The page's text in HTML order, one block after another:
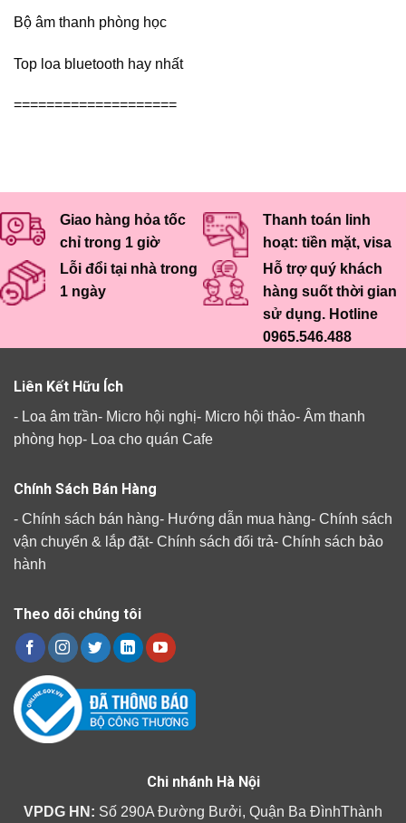
Bộ âm thanh phòng học
Top loa bluetooth hay nhất
====================
Giao hàng hỏa tốc
chỉ trong 1 giờ
Thanh toán linh
hoạt: tiền mặt, visa
Lỗi đổi tại nhà trong
1 ngày
Hỗ trợ quý khách
hàng suốt thời gian
sử dụng. Hotline
0965.546.488
Liên Kết Hữu Ích
- Loa âm trần- Micro hội nghị- Micro hội thảo- Âm thanh
phòng họp- Loa cho quán Cafe
Chính Sách Bán Hàng
- Chính sách bán hàng- Hướng dẫn mua hàng- Chính sách
vận chuyển & lắp đặt- Chính sách đổi trả- Chính sách bảo
hành
Theo dõi chúng tôi
Chi nhánh Hà Nội
VPDG HN: Số 290A Đường Bưởi, Quận Ba ĐìnhThành